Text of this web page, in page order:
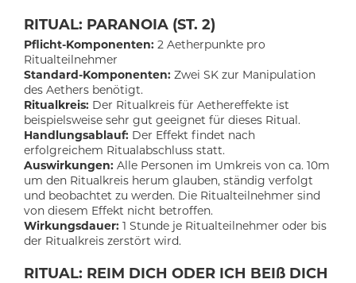
RITUAL: PARANOIA (ST. 2)
Pflicht-Komponenten: 2 Aetherpunkte pro
Ritualteilnehmer
Standard-Komponenten: Zwei SK zur Manipulation
des Aethers benötigt.
Ritualkreis: Der Ritualkreis für Aethereffekte ist
beispielsweise sehr gut geeignet für dieses Ritual.
Handlungsablauf: Der Effekt findet nach
erfolgreichem Ritualabschluss statt.
Auswirkungen: Alle Personen im Umkreis von ca. 10m
um den Ritualkreis herum glauben, ständig verfolgt
und beobachtet zu werden. Die Ritualteilnehmer sind
von diesem Effekt nicht betroffen.
Wirkungsdauer: 1 Stunde je Ritualteilnehmer oder bis
der Ritualkreis zerstört wird.
RITUAL: REIM DICH ODER ICH BEIß DICH